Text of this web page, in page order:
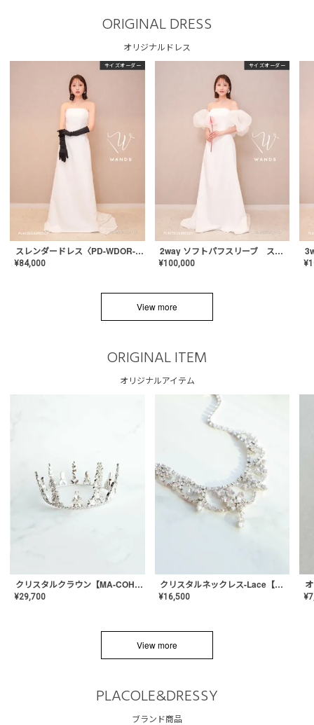
ORIGINAL DRESS
オリジナルドレス
サイズオーダー
スレンダードレス〈PD-WDOR-2110〉
¥84,000
サイズオーダー
2way ソフトパフスリーブ スレンダードレス〈PD-WDOR-2112〉
¥100,000 ¥
View more
ORIGINAL ITEM
オリジナルアイテム
クリスタルクラウン【MA-COHD-01】韓国風クラウン/ウェディングクラウン/ティアラ
¥29,700
クリスタルネックレス-Lace【MA-CONL-02】
¥16,500 ¥
View more
PLACOLE&DRESSY
ブランド商品